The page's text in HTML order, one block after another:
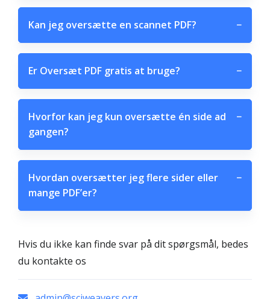
Kan jeg oversætte en scannet PDF? −
Er Oversæt PDF gratis at bruge? −
Hvorfor kan jeg kun oversætte én side ad
gangen?
−
Hvordan oversætter jeg flere sider eller
mange PDF’er?
−
Hvis du ikke kan finde svar på dit spørgsmål, bedes
du kontakte os